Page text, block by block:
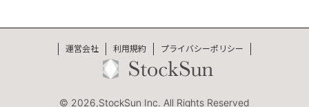
運営会社 利用規約 プライバシーポリシー
© 2026,StockSun Inc. All Rights Reserved